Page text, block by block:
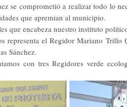
se comprometió a realizar todo lo
que apremian al municipio.
que encabeza nuestro instituto
representa el Regidor Mariano
Sánchez.
con tres Regidores verde